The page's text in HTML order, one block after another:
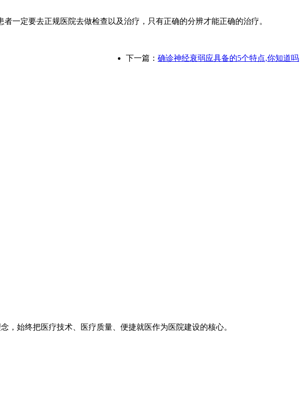
定要去正规医院去做检查以及治疗，只有正确的分辨才能正确的治疗。
下一篇： 确诊神经衰弱应具备的5个特点,你知道吗
，始终把医疗技术、医疗质量、便捷就医作为医院建设的核心。